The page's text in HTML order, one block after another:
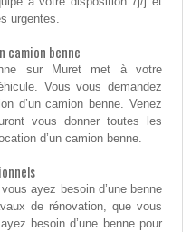
urgentes.
camion benne
sur Muret met à votre
Vous vous demandez
d’un camion benne. Venez
vous donner toutes les
d’un camion benne.
ayez besoin d’une benne
de rénovation, que vous
besoin d’une benne pour